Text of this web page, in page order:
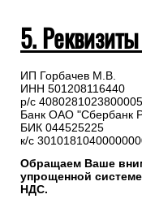
5.
ИП Горбачев М.В.
ИНН 501208116440
р/с
Банк ОАО "Сбербанк
БИК 044525225
к/с
Обращаем Ваше
упрощенной
НДС.